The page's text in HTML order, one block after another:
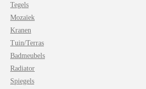
Tegels
Mozaïek
Kranen
Tuin/Terras
Badmeubels
Radiator
Spiegels